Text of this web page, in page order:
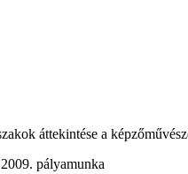
áttekintése a
pályamunka